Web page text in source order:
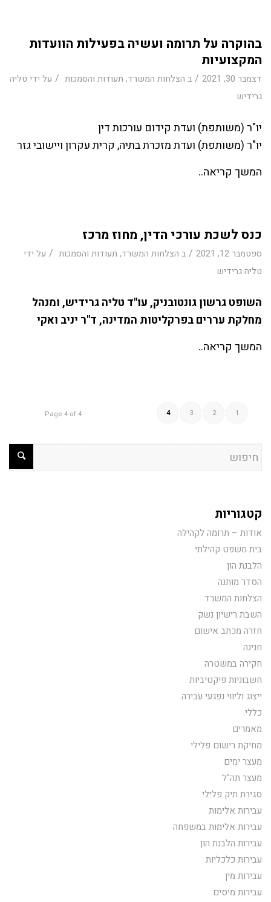
בהוקרה על תרומה ועשיה בפעילות הוועדות
המקצועיות
דצמבר 30, 2021 / ב הצלחות המשרד, תעודות והסמכות / על ידי טליה
גרידיש
יו"ר (משותפת) ועדת קידום עורכות דין
יו"ר (משותפת) ועדת מזכרת בתיה, קרית עקרון ויישובי גזר
המשך קריאה..
כנס לשכת עורכי הדין, מחוז מרכז
ספטמבר 12, 2021 / ב הצלחות המשרד, תעודות והסמכות / על ידי
טליה גרידיש
השופט גרשון גונטובניק, עו"ד טליה גרידיש, ומנהל
מחלקת עררים בפרקליטות המדינה, ד"ר יניב ואקי
המשך קריאה..
Page 4 of 4 1
2
3
4
קטגוריות
אודות – תרומה לקהילה
בית משפט קהילתי
הלבנת הון
הסדר מותנה
הצלחות המשרד
השבת רישיון נשק
חזרה מכתב אישום
חנינה
חקירה במשטרה
חשבוניות פיקטיביות
ייצוג וליווי נפגעי עבירה
כללי
מאמרים
מחיקת רישום פלילי
מעצר ימים
מעצר תה"ל
סגירת תיק פלילי
עבירות אלימות
עבירות אלימות במשפחה
עבירות הלבנת הון
עבירות כלכליות
עבירות מין
עבירות מיסים